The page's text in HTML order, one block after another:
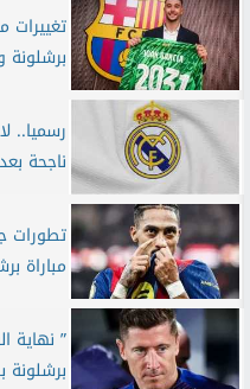
برشلونة
رسميا..
ناجحة
تطورات
مباراة
” نهاية
برشلونة